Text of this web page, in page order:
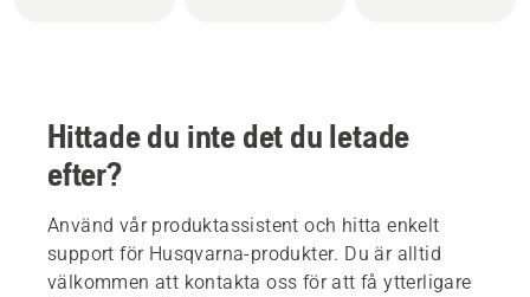
Hittade du inte det du letade
efter?
Använd vår produktassistent och hitta enkelt
support för Husqvarna-produkter. Du är alltid
välkommen att kontakta oss för att få ytterligare